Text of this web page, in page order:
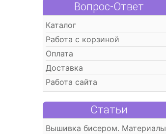
Вопрос-Ответ
Каталог
Работа с корзиной
Оплата
Доставка
Работа сайта
Статьи
Вышивка бисером. Материалы